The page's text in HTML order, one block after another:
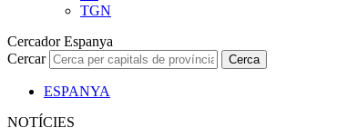
TGN
Cercador Espanya
Cercar
Cerca
ESPANYA
NOTÍCIES